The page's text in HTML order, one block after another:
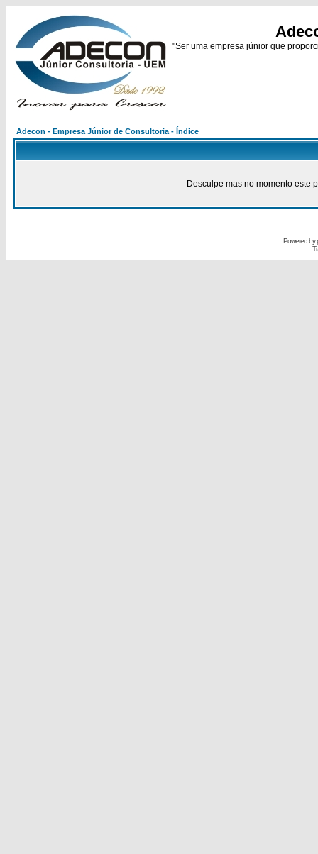
"Ser uma empresa júnior que
Adecon - Empresa Júnior de Consultoria - Índice
Desculpe mas no momento este
Powered by